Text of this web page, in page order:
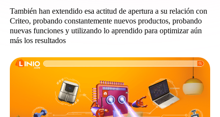
También han extendido esa actitud de apertura a su relación con
Criteo, probando constantemente nuevos productos, probando
nuevas funciones y utilizando lo aprendido para optimizar aún
más los resultados